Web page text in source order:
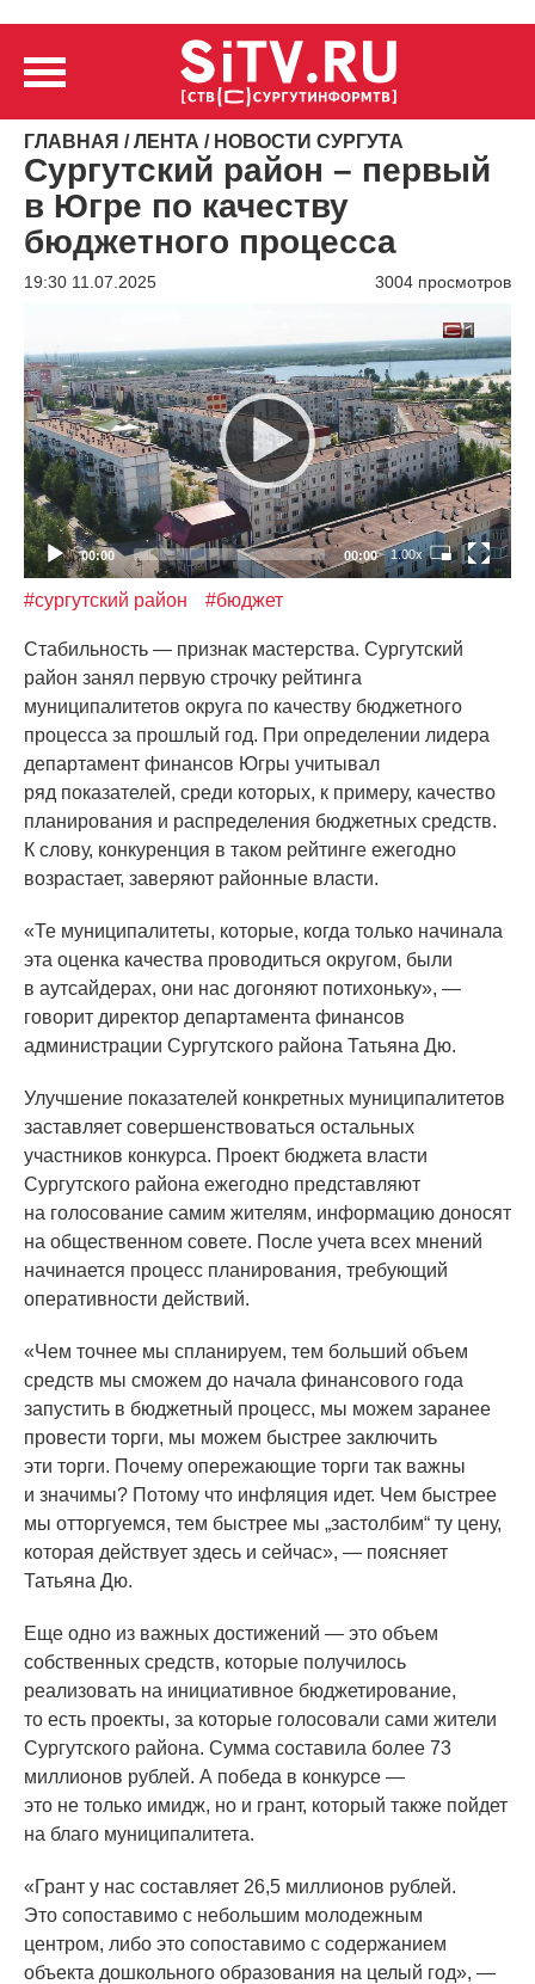
ГЛАВНАЯ /ЛЕНТА / НОВОСТИ СУРГУТА
Сургутский район – первый
в Югре по качеству
бюджетного процесса
19:30 11.07.2025 3004 просмотров
00:00 00:00 1.00x
#сургутский район #бюджет
Стабильность — признак мастерства. Сургутский
район занял первую строчку рейтинга
муниципалитетов округа по качеству бюджетного
процесса за прошлый год. При определении лидера
департамент финансов Югры учитывал
ряд показателей, среди которых, к примеру, качество
планирования и распределения бюджетных средств.
К слову, конкуренция в таком рейтинге ежегодно
возрастает, заверяют районные власти.
«Те муниципалитеты, которые, когда только начинала
эта оценка качества проводиться округом, были
в аутсайдерах, они нас догоняют потихоньку», —
говорит директор департамента финансов
администрации Сургутского района Татьяна Дю.
Улучшение показателей конкретных муниципалитетов
заставляет совершенствоваться остальных
участников конкурса. Проект бюджета власти
Сургутского района ежегодно представляют
на голосование самим жителям, информацию доносят
на общественном совете. После учета всех мнений
начинается процесс планирования, требующий
оперативности действий.
«Чем точнее мы спланируем, тем больший объем
средств мы сможем до начала финансового года
запустить в бюджетный процесс, мы можем заранее
провести торги, мы можем быстрее заключить
эти торги. Почему опережающие торги так важны
и значимы? Потому что инфляция идет. Чем быстрее
мы отторгуемся, тем быстрее мы „застолбим“ ту цену,
которая действует здесь и сейчас», — поясняет
Татьяна Дю.
Еще одно из важных достижений — это объем
собственных средств, которые получилось
реализовать на инициативное бюджетирование,
то есть проекты, за которые голосовали сами жители
Сургутского района. Сумма составила более 73
миллионов рублей. А победа в конкурсе —
это не только имидж, но и грант, который также пойдет
на благо муниципалитета.
«Грант у нас составляет 26,5 миллионов рублей.
Это сопоставимо с небольшим молодежным
центром, либо это сопоставимо с содержанием
объекта дошкольного образования на целый год», —